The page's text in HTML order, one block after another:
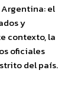
el
y
contexto, la
oficiales
del país.